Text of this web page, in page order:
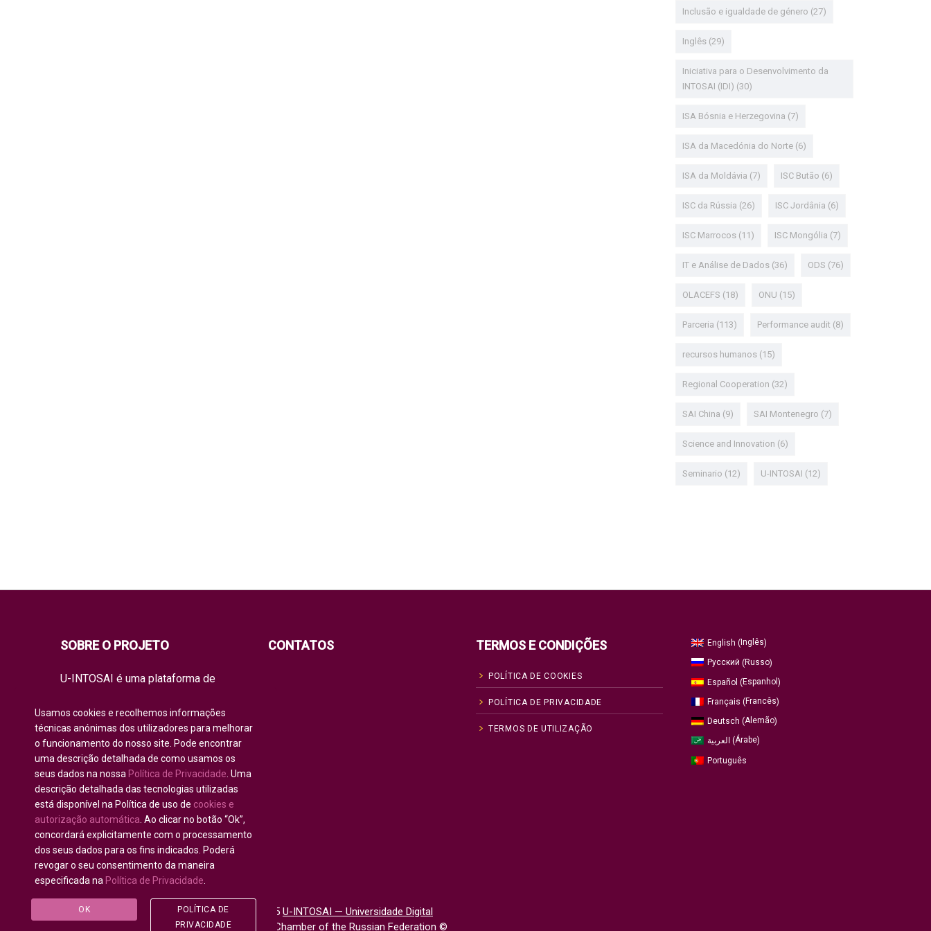
Inclusão e igualdade de género (27)
Inglês(29)
Iniciativa para o Desenvolvimento da
INTOSAI (IDI) (30)
ISA Bósnia e Herzegovina (7)
ISA da Macedónia do Norte(6)
ISA da Moldávia (7) ISC Butão (6)
ISC da Rússia (26) ISC Jordânia (6)
ISC Marrocos(11) ISC Mongólia (7)
IT e Análise de Dados(36) ODS (76)
OLACEFS (18) ONU (15)
Parceria (113) Performance audit (8)
recursos humanos(15)
Regional Cooperation (32)
SAI China (9) SAI Montenegro (7)
Science and Innovation (6)
Seminario (12) U-INTOSAI (12)
SOBRE O PROJETO
U-INTOSAI é uma plataforma de
membros da INTOSAI, criada como um
espaço único para partilhar
experiências e conhecimento.
A universidade oferece à comunidade
de auditoria global formatos de
aprendizagem clássicos, bem como
os melhores projetos de formação e
manuais práticos da INTOSAI, que
combinam as iniciativas académicas
existentes para educar os auditores
do futuro.
CONTATOS TERMOS E CONDIÇÕES
POLÍTICA DE COOKIES
POLÍTICA DE PRIVACIDADE
TERMOS DE UTILIZAÇÃO
English (Inglês)
Русский (Russo)
Español (Espanhol )
Français (Francês)
Deutsch (Alemão)
العربية (Árabe)
Português
Todos os direitos reservados © 2020 - 2025 U-INTOSAI — Universidade Digital
para Comunidade da INTOSAI©Accounts Chamber of the Russian Federation ©
Usamos cookies e recolhemos informações
técnicas anónimas dos utilizadores para melhorar
o funcionamento do nosso site. Pode encontrar
uma descrição detalhada de como usamos os
seus dados na nossa Política de Privacidade . Uma
descrição detalhada das tecnologias utilizadas
está disponível na Política de uso de cookies e
autorização automática . Ao clicar no botão “Ok”,
concordará explicitamente com o processamento
dos seus dados para os fins indicados. Poderá
revogar o seu consentimento da maneira
especificada na Política de Privacidade
OK
POLÍTICA DE
PRIVACIDADE